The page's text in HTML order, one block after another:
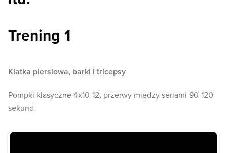
Trening 1
Klatka piersiowa, barki i tricepsy
Pompki klasyczne 4x10-12, przerwy między seriami 90-120
sekund